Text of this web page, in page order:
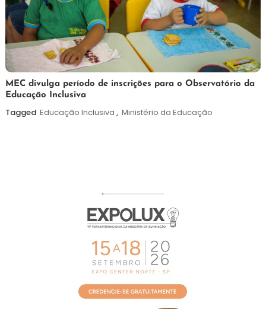
7
de
agosto
Maurilio
MEC divulga período de inscrições para o Observatório da
Educação Inclusiva
Tagged Educação Inclusiva , Ministério da Educação